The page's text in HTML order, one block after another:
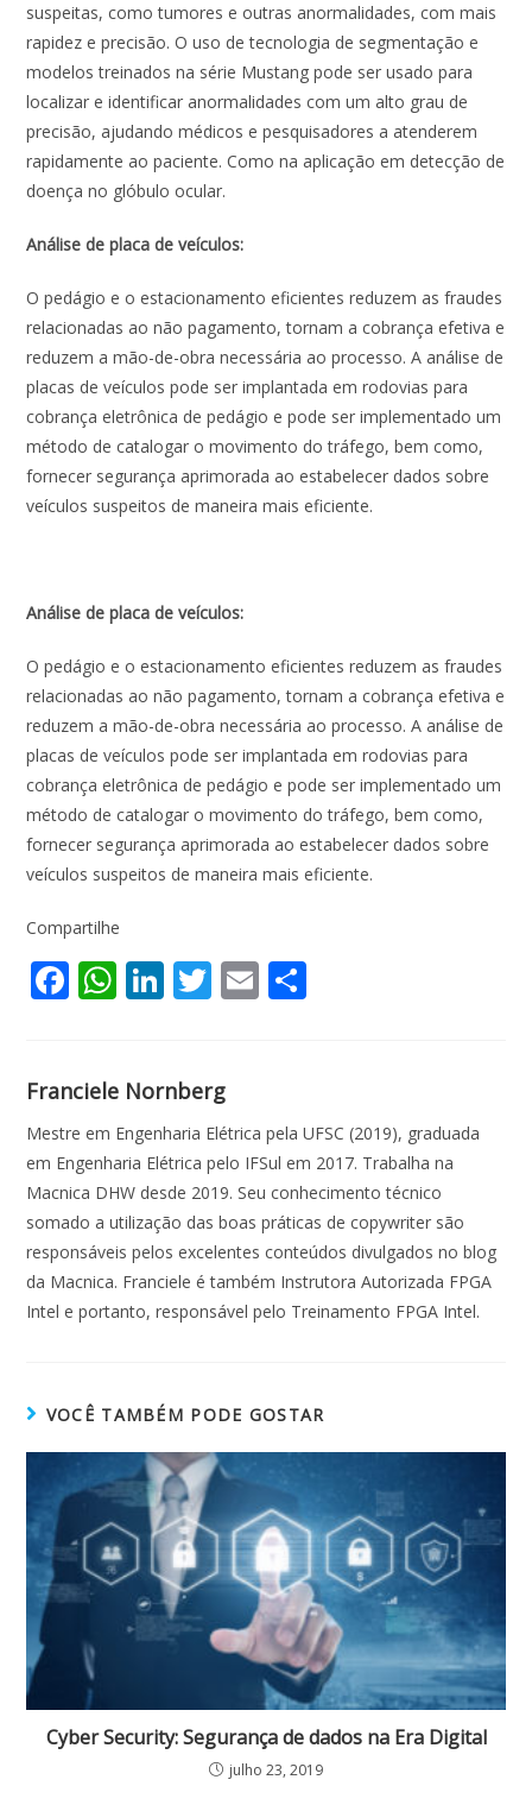
suspeitas, como tumores e outras anormalidades, com mais
rapidez e precisão. O uso de tecnologia de segmentação e
modelos treinados na série Mustang pode ser usado para
localizar e identificar anormalidades com um alto grau de
precisão, ajudando médicos e pesquisadores a atenderem
rapidamente ao paciente. Como na aplicação em detecção de
doença no glóbulo ocular.
Análise de placa de veículos:
O pedágio e o estacionamento eficientes reduzem as fraudes
relacionadas ao não pagamento, tornam a cobrança efetiva e
reduzem a mão-de-obra necessária ao processo. A análise de
placas de veículos pode ser implantada em rodovias para
cobrança eletrônica de pedágio e pode ser implementado um
método de catalogar o movimento do tráfego, bem como,
fornecer segurança aprimorada ao estabelecer dados sobre
veículos suspeitos de maneira mais eficiente.
Análise de placa de veículos:
O pedágio e o estacionamento eficientes reduzem as fraudes
relacionadas ao não pagamento, tornam a cobrança efetiva e
reduzem a mão-de-obra necessária ao processo. A análise de
placas de veículos pode ser implantada em rodovias para
cobrança eletrônica de pedágio e pode ser implementado um
método de catalogar o movimento do tráfego, bem como,
fornecer segurança aprimorada ao estabelecer dados sobre
veículos suspeitos de maneira mais eficiente.
Compartilhe
F
b
o
o
k
W
s
A
p
p
Li
e
dI
n
T
er
E
Franciele Nornberg
Mestre em Engenharia Elétrica pela UFSC (2019), graduada
em Engenharia Elétrica pelo IFSul em 2017. Trabalha na
Macnica DHW desde 2019. Seu conhecimento técnico
somado a utilização das boas práticas de copywriter são
responsáveis pelos excelentes conteúdos divulgados no blog
da Macnica. Franciele é também Instrutora Autorizada FPGA
Intel e portanto, responsável pelo Treinamento FPGA Intel.
VOCÊ TAMBÉM PODE GOSTAR
Cyber Security: Segurança de dados na Era Digital
julho 23, 2019